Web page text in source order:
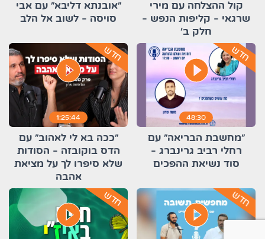
קול ההצלחה עם מירי
שרגאי - קליפות הנפש -
חלק ב'
״אובנתא דליבא״ עם אבי
סויסה - לשוב אל הלב
חדש
48:30
play_circle_filled
״מחשבת הבריאה״ עם
רחלי רביב גרינברג -
סוד נשיאת ההפכים
חדש
1:25:44
play_circle_filled
"ככה בא לי לאהוב" עם
הדס בוקובזה - הסודות
שלא סיפרו לך על מציאת
אהבה
חדש
play_circle_filled
חדש
play_circle_filled